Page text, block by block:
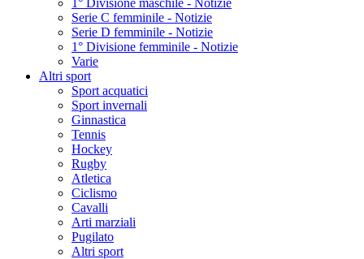
1° Divisione maschile - Notizie
Serie C femminile - Notizie
Serie D femminile - Notizie
1° Divisione femminile - Notizie
Varie
Altri sport
Sport acquatici
Sport invernali
Ginnastica
Tennis
Hockey
Rugby
Atletica
Ciclismo
Cavalli
Arti marziali
Pugilato
Altri sport